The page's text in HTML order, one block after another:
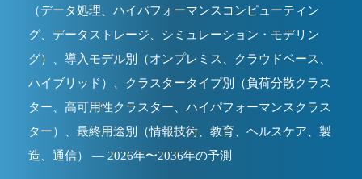
（データ処理、ハイパフォーマンスコンピューティン
グ、データストレージ、シミュレーション・モデリン
グ）、導入モデル別（オンプレミス、クラウドベース、
ハイブリッド）、クラスタータイプ別（負荷分散クラス
ター、高可用性クラスター、ハイパフォーマンスクラス
ター）、最終用途別（情報技術、教育、ヘルスケア、製
造、通信） — 2026年〜2036年の予測